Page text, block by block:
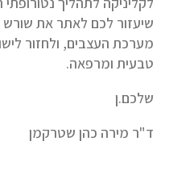
שיעזור לכם לאתר את
מערכת העצבים, ולחזור
טבעית ומרפאה.
שלכם.ן
ד"ר מירה כהן שטרקמן